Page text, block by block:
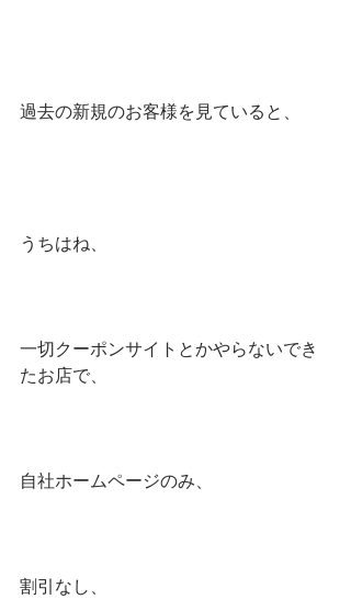
過去の新規のお客様を見ていると、
うちはね、
一切クーポンサイトとかやらないでき
たお店で、
自社ホームページのみ、
割引なし、